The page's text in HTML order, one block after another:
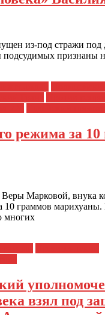
из-под стражи под
подсудимых признаны
режима за
Марковой, внука
10 граммов
многих
взял под